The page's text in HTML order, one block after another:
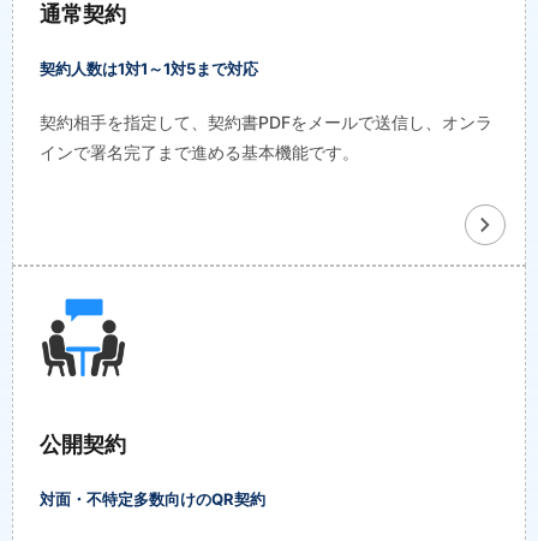
通常契約
契約人数は1対1～1対5まで対応
契約相手を指定して、契約書PDFをメールで送信し、オンラ
インで署名完了まで進める基本機能です。
公開契約
対面・不特定多数向けのQR契約